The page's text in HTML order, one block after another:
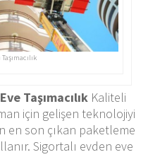
TaşımacılıkKaliteli
için gelişen teknolojiyi
en son çıkan paketleme
Sigortalı evden eve